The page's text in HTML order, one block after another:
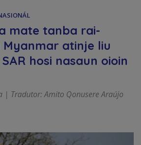
mate tanba rai-
Myanmar atinje liu
hosi nasaun oioin
| Tradutor: Amito Qonusere Araújo